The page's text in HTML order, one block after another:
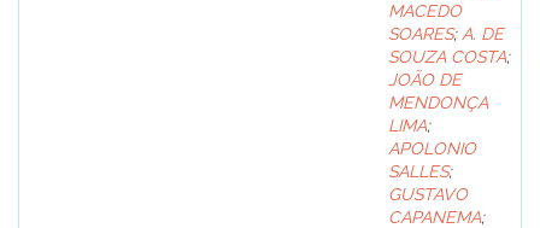
MACEDO
SOARES; A. DE
SOUZA COSTA;
JOÃO DE
MENDONÇA
LIMA;
APOLONIO
SALLES;
GUSTAVO
CAPANEMA;